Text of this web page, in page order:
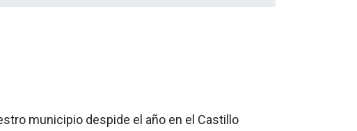
municipio despide el año en el Castillo